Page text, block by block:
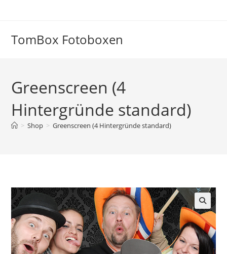
TomBox Fotoboxen
Greenscreen (4
Hintergründe standard)
> Shop > Greenscreen (4 Hintergründe standard)